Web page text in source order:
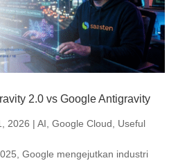
2.0 vs Google Antigravity
2026 | AI Google Cloud Useful
Google mengejutkan industri